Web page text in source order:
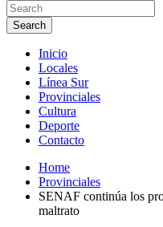
Search
Inicio
Locales
Línea Sur
Provinciales
Cultura
Deporte
Contacto
Home
Provinciales
SENAF continúa los
maltrato